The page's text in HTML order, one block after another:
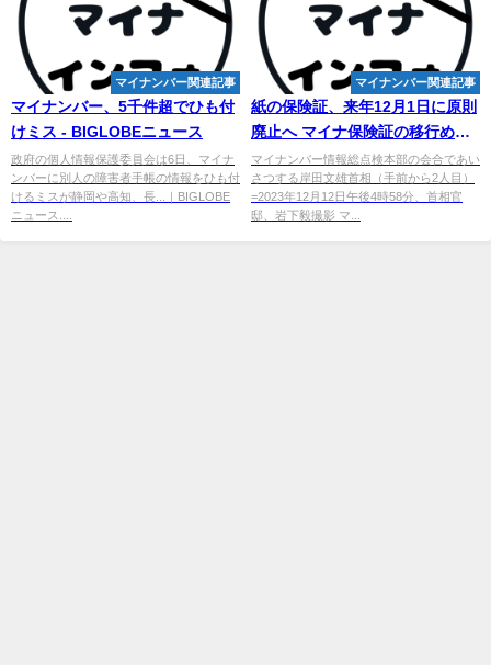
マイナンバー関連記事
マイナンバー、5千件超でひも付
けミス - BIGLOBEニュース
政府の個人情報保護委員会は6日、マイナ
ンバーに別人の障害者手帳の情報をひも付
けるミスが静岡や高知、長...｜BIGLOBE
ニュース....
マイナンバー関連記事
紙の保険証、来年12月1日に原則
廃止へ マイナ保険証の移行めぐ
り - au Webポータル
マイナンバー情報総点検本部の会合であい
さつする岸田文雄首相（手前から2人目）
=2023年12月12日午後4時58分、首相官
邸、岩下毅撮影 マ...